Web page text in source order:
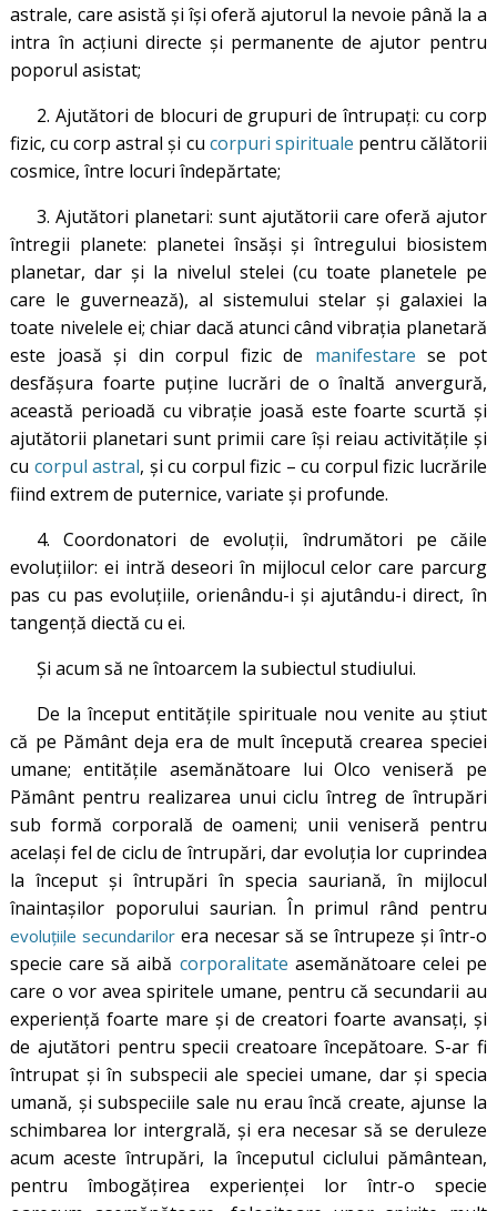
astrale, care asistă și își oferă ajutorul la nevoie până la a
intra în acțiuni directe și permanente de ajutor pentru
poporul asistat;
2. Ajutători de blocuri de grupuri de întrupați: cu corp
fizic, cu corp astral și cu corpuri spirituale pentru călătorii
cosmice, între locuri îndepărtate;
3. Ajutători planetari: sunt ajutătorii care oferă ajutor
întregii planete: planetei însăși și întregului biosistem
planetar, dar și la nivelul stelei (cu toate planetele pe
care le guvernează), al sistemului stelar și galaxiei la
toate nivelele ei; chiar dacă atunci când vibrația planetară
este joasă și din corpul fizic de manifestare se pot
desfășura foarte puține lucrări de o înaltă anvergură,
această perioadă cu vibrație joasă este foarte scurtă și
ajutătorii planetari sunt primii care își reiau activitățile și
cu corpul astral, și cu corpul fizic – cu corpul fizic lucrările
fiind extrem de puternice, variate și profunde.
4. Coordonatori de evoluții, îndrumători pe căile
evoluțiilor: ei intră deseori în mijlocul celor care parcurg
pas cu pas evoluțiile, orienându-i și ajutându-i direct, în
tangență diectă cu ei.
Și acum să ne întoarcem la subiectul studiului.
De la început entitățile spirituale nou venite au știut
că pe Pământ deja era de mult începută crearea speciei
umane; entitățile asemănătoare lui Olco veniseră pe
Pământ pentru realizarea unui ciclu întreg de întrupări
sub formă corporală de oameni; unii veniseră pentru
același fel de ciclu de întrupări, dar evoluția lor cuprindea
la început și întrupări în specia sauriană, în mijlocul
înaintașilor poporului saurian. În primul rând pentru
evoluțiile secundarilor era necesar să se întrupeze și într-o
specie care să aibă corporalitate asemănătoare celei pe
care o vor avea spiritele umane, pentru că secundarii au
experiență foarte mare și de creatori foarte avansați, și
de ajutători pentru specii creatoare începătoare. S-ar fi
întrupat și în subspecii ale speciei umane, dar și specia
umană, și subspeciile sale nu erau încă create, ajunse la
schimbarea lor intergrală, și era necesar să se deruleze
acum aceste întrupări, la începutul ciclului pământean,
pentru îmbogățirea experienței lor într-o specie